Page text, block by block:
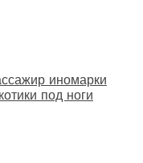
иномарки
под ноги